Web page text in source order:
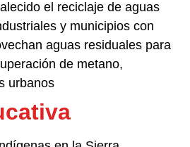
el reciclaje de aguas
y municipios con
aguas residuales para
de metano,
urbanos